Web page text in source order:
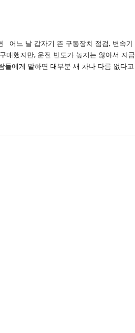
어느 날 갑자기 뜬 구동장치 점검, 변속기
매했지만, 운전 빈도가 높지는 않아서 지금
에게 말하면 대부분 새 차나 다름 없다고